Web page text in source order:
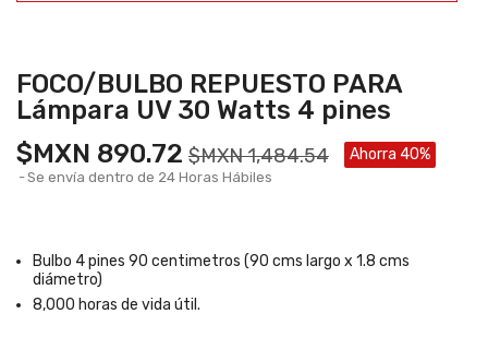
FOCO/BULBO REPUESTO PARA
Lámpara UV 30 Watts 4 pines
$MXN 890.72 $MXN 1,484.54 Ahorra 40%
Se envía dentro de 24 Horas Hábiles
Bulbo 4 pines 90 centimetros (90 cms largo x 1.8 cms
diámetro)
8,000 horas de vida útil.